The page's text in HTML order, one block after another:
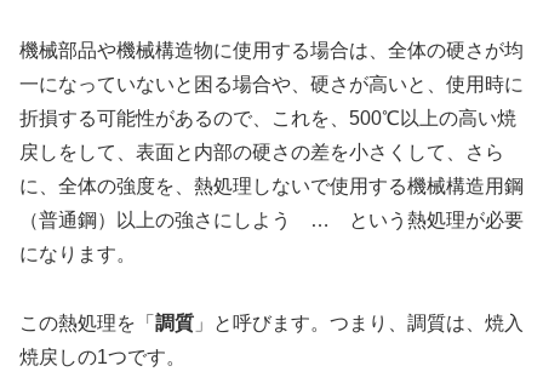
機械部品や機械構造物に使用する場合は、全体の硬さが均
一になっていないと困る場合や、硬さが高いと、使用時に
折損する可能性があるので、これを、500℃以上の高い焼
戻しをして、表面と内部の硬さの差を小さくして、さら
に、全体の強度を、熱処理しないで使用する機械構造用鋼
（普通鋼）以上の強さにしよう … という熱処理が必要
になります。
この熱処理を「 調質 」と呼びます。つまり、調質は、焼入
焼戻しの1つです。